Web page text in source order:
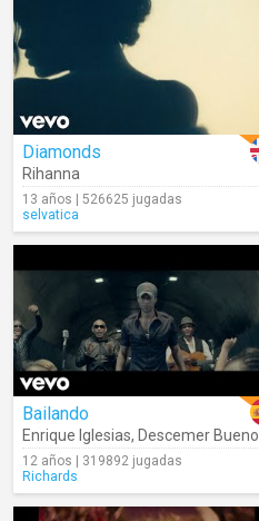
Diamonds
Rihanna
13 años | 526625 jugadas
selvatica
Bailando
Enrique Iglesias, Descemer Bueno
12 años | 319892 jugadas
Richards